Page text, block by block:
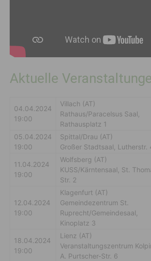
Aktuelle
04.04.2024
19:00
Villach (AT)
Rathaus/Paracelsus Saal,
Rathausplatz 1
05.04.2024
19:00
Spittal/Drau (AT)
Großer Stadtsaal, Lutherstr.
11.04.2024
19:00
Wolfsberg (AT)
KUSS/Kärntensaal, St.
Str. 2
12.04.2024
19:00
Klagenfurt (AT)
Gemeindezentrum St.
Ruprecht/Gemeindesaal,
Kinoplatz 3
18.04.2024
19:00
Lienz (AT)
Veranstaltungszentrum
A. Purtscher-Str. 6